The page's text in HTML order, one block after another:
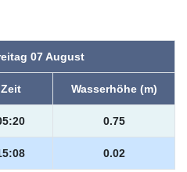
07 August
Zeit Wasserhöhe (m)
0.75
0.02